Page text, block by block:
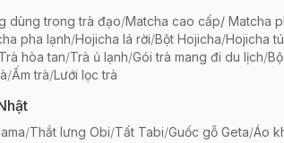
dùng trong trà đạo/Matcha cao cấp/ Matcha
pha lạnh/Hojicha lá rời/Bột Hojicha/Hojicha
Trà hòa tan/Trà ủ lạnh/Gói trà mang đi du lịch/
/Ấm trà/Lưới lọc trà
/Thắt lưng Obi/Tất Tabi/Guốc gỗ Geta/Áo